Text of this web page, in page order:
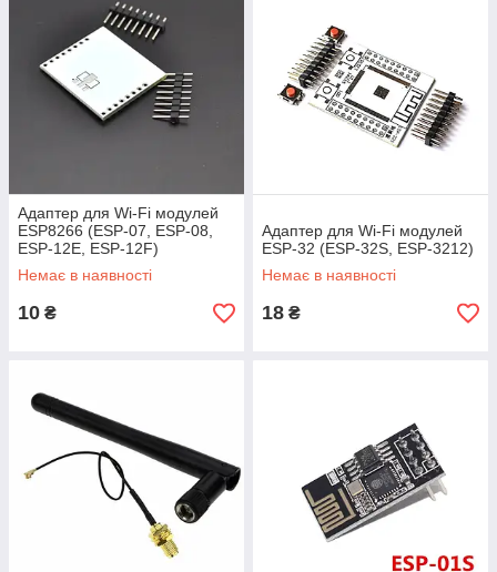
Адаптер для Wi-Fi модулей
ESP8266 (ESP-07, ESP-08,
ESP-12E, ESP-12F)
Немає в наявності
10 ₴
Адаптер для Wi-Fi модулей
ESP-32 (ESP-32S, ESP-3212)
Немає в наявності
18 ₴